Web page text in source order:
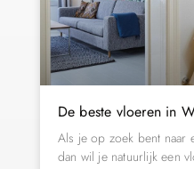
De beste vloeren in
Als je op zoek bent naar
dan wil je natuurlijk een